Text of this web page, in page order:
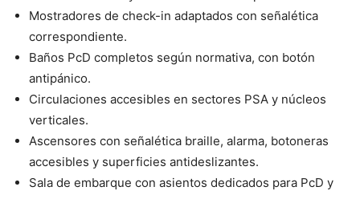
Mostradores de check-in adaptados con señalética
correspondiente.
Baños PcD completos según normativa, con botón
antipánico.
Circulaciones accesibles en sectores PSA y núcleos
verticales.
Ascensores con señalética braille, alarma, botoneras
accesibles y superficies antideslizantes.
Sala de embarque con asientos dedicados para PcD y